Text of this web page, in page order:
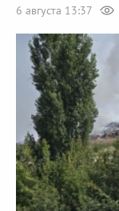
6 августа 13:37